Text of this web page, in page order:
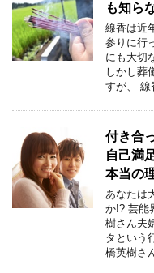
も知ら
線香は近
参りに行
にも大切
しかし葬
すが、
付き合
自己満
本当の
あなたは
か!? 芸能
樹さん夫
タという
橋英樹さ